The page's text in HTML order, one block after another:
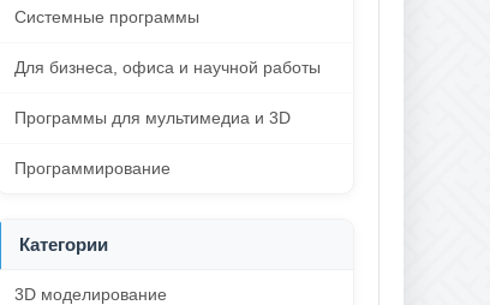
Системные программы
Для бизнеса, офиса и научной работы
Программы для мультимедиа и 3D
Программирование
Категории
3D моделирование